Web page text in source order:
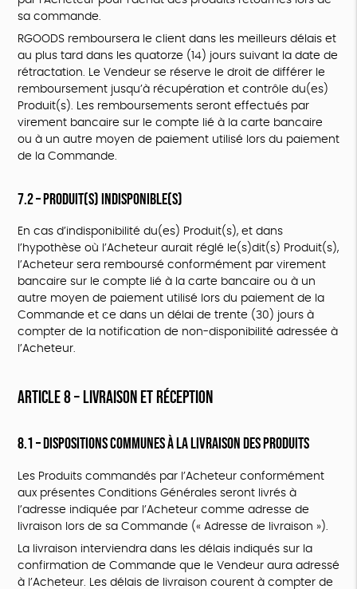
sa commande.
RGOODS remboursera le client dans les meilleurs délais et
au plus tard dans les quatorze (14) jours suivant la date de
rétractation. Le Vendeur se réserve le droit de différer le
remboursement jusqu’à récupération et contrôle du(es)
Produit(s). Les remboursements seront effectués par
virement bancaire sur le compte lié à la carte bancaire
ou à un autre moyen de paiement utilisé lors du paiement
de la Commande.
7.2 – Produit(s) indisponible(s)
En cas d’indisponibilité du(es) Produit(s), et dans
l’hypothèse où l’Acheteur aurait réglé le(s)dit(s) Produit(s),
l’Acheteur sera remboursé conformément par virement
bancaire sur le compte lié à la carte bancaire ou à un
autre moyen de paiement utilisé lors du paiement de la
Commande et ce dans un délai de trente (30) jours à
compter de la notification de non-disponibilité adressée à
l’Acheteur.
ARTICLE 8 – LIVRAISON ET RÉCEPTION
8.1 – Dispositions communes à la livraison des Produits
Les Produits commandés par l’Acheteur conformément
aux présentes Conditions Générales seront livrés à
l’adresse indiquée par l’Acheteur comme adresse de
livraison lors de sa Commande (« Adresse de livraison »).
La livraison interviendra dans les délais indiqués sur la
confirmation de Commande que le Vendeur aura adressé
à l’Acheteur. Les délais de livraison courent à compter de